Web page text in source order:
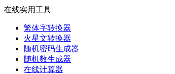
在线实用工具
繁体字转换器
火星文转换器
随机密码生成器
随机数生成器
在线计算器